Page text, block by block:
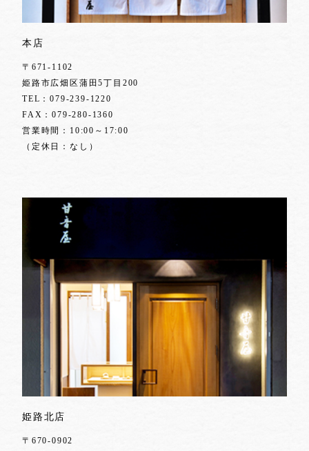
本店
〒671-1102
姫路市広畑区蒲田5丁目200
TEL：079-239-1220
FAX：079-280-1360
営業時間：10:00～17:00
（定休日：なし）
姫路北店
〒670-0902